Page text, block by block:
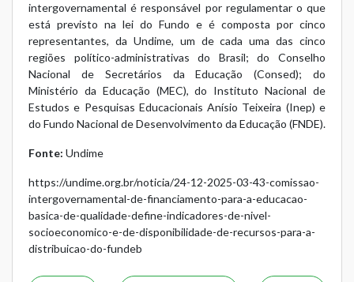
intergovernamental é responsável por regulamentar o que
está previsto na lei do Fundo e é composta por cinco
representantes, da Undime, um de cada uma das cinco
regiões político-administrativas do Brasil; do Conselho
Nacional de Secretários da Educação (Consed); do
Ministério da Educação (MEC), do Instituto Nacional de
Estudos e Pesquisas Educacionais Anísio Teixeira (Inep) e
do Fundo Nacional de Desenvolvimento da Educação (FNDE).
Fonte: Undime
https://undime.org.br/noticia/24-12-2025-03-43-comissao-
intergovernamental-de-financiamento-para-a-educacao-
basica-de-qualidade-define-indicadores-de-nivel-
socioeconomico-e-de-disponibilidade-de-recursos-para-a-
distribuicao-do-fundeb